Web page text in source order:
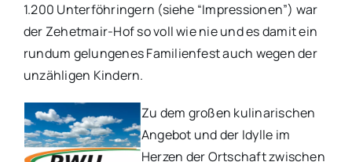
1.200 Unterföhringern (siehe “Impressionen”) war
der Zehetmair-Hof so voll wie nie und es damit ein
rundum gelungenes Familienfest auch wegen der
unzähligen Kindern.
Zu dem großen kulinarischen
Angebot und der Idylle im
Herzen der Ortschaft zwischen